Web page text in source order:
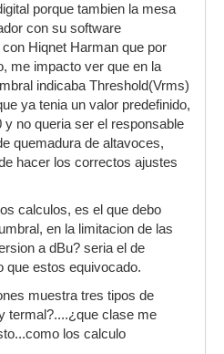
porque tambien la mesa
con su software
Hiqnet Harman que por
me impacto ver que en la
indicaba Threshold(Vrms)
ya tenia un valor predefinido,
y no queria ser el responsable
quemadura de altavoces,
hacer los correctos ajustes
calculos, es el que debo
en la limitacion de las
a dBu? seria el de
que estos equivocado.
muestra tres tipos de
termal?....¿que clase me
los calculo